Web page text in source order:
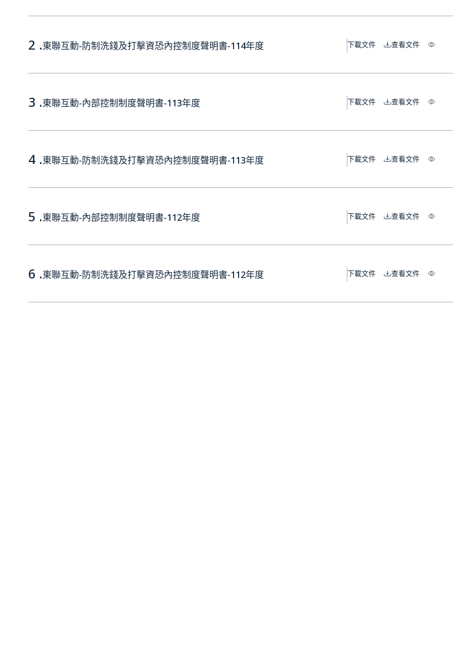
2 .東聯互動-防制洗錢及打擊資恐內控制度聲明書-114年度 下載文件 查看文件
3 .東聯互動-內部控制制度聲明書-113年度 下載文件 查看文件
4 .東聯互動-防制洗錢及打擊資恐內控制度聲明書-113年度 下載文件 查看文件
5 .東聯互動-內部控制制度聲明書-112年度 下載文件 查看文件
6 .東聯互動-防制洗錢及打擊資恐內控制度聲明書-112年度 下載文件 查看文件